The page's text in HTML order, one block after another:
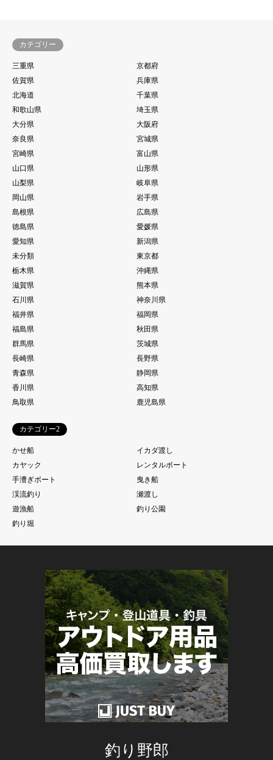
カテゴリー
三重県
京都府
佐賀県
兵庫県
北海道
千葉県
和歌山県
埼玉県
大分県
大阪府
奈良県
宮城県
宮崎県
富山県
山口県
山形県
山梨県
岐阜県
岡山県
岩手県
島根県
広島県
徳島県
愛媛県
愛知県
新潟県
未分類
東京都
栃木県
沖縄県
滋賀県
熊本県
石川県
神奈川県
福井県
福岡県
福島県
秋田県
群馬県
茨城県
長崎県
長野県
青森県
静岡県
香川県
高知県
鳥取県
鹿児島県
カテゴリー2
かせ船
イカダ渡し
カヤック
レンタルボート
手漕ぎボート
曳き船
渓流釣り
瀬渡し
遊漁船
釣り公園
釣り堀
釣り野郎